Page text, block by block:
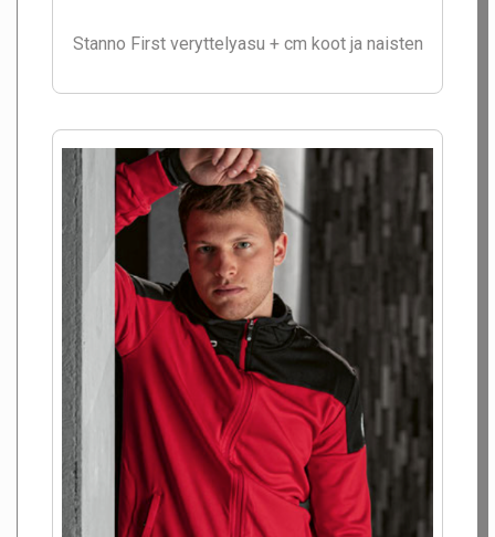
Stanno First veryttelyasu + cm koot ja naisten